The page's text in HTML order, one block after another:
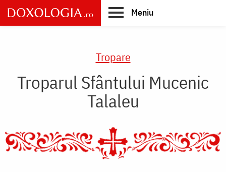
Skip
to
main
Meniu
Tropare
Troparul Sfântului Mucenic
Talaleu